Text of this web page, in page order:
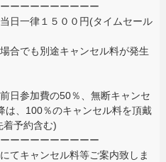
ーーーーーーーーー
日一律１５００円(タイムセール
合でも別途キャンセル料が発生
日参加費の50％、無断キャンセ
は、100％のキャンセル料を頂戴
着予約含む)
ーーーーーーーーー
てキャンセル料等ご案内致しま